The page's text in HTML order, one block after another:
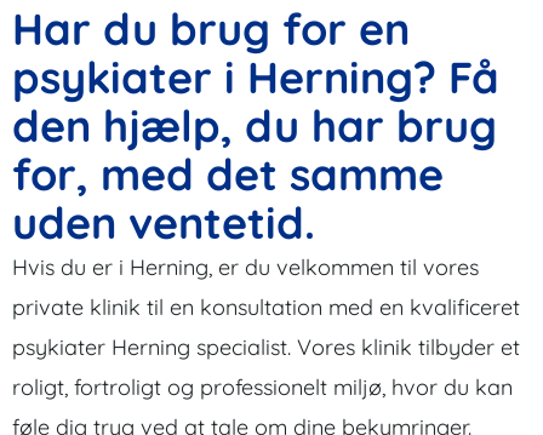
Har du brug for en
psykiater i Herning? Få
den hjælp, du har brug
for, med det samme
uden ventetid.
Hvis du er i Herning, er du velkommen til vores
private klinik til en konsultation med en kvalificeret
psykiater Herning specialist. Vores klinik tilbyder et
roligt, fortroligt og professionelt miljø, hvor du kan
føle dig tryg ved at tale om dine bekymringer.